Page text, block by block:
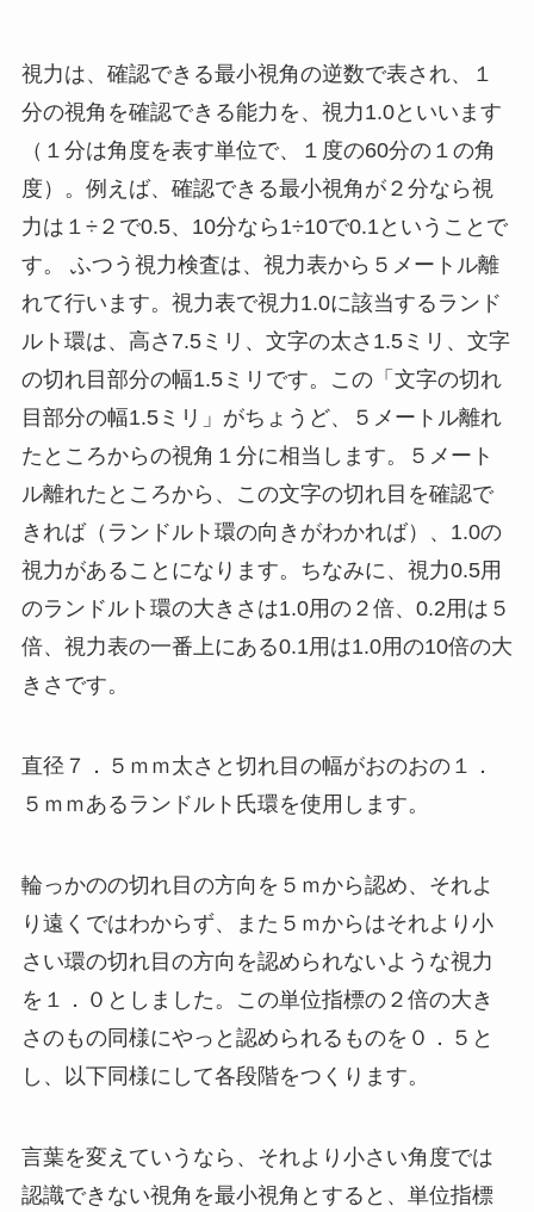
視力は、確認できる最小視角の逆数で表され、１
分の視角を確認できる能力を、視力1.0といいます
（１分は角度を表す単位で、１度の60分の１の角
度）。例えば、確認できる最小視角が２分なら視
力は１÷２で0.5、10分なら1÷10で0.1ということで
す。 ふつう視力検査は、視力表から５メートル離
れて行います。視力表で視力1.0に該当するランド
ルト環は、高さ7.5ミリ、文字の太さ1.5ミリ、文字
の切れ目部分の幅1.5ミリです。この「文字の切れ
目部分の幅1.5ミリ」がちょうど、５メートル離れ
たところからの視角１分に相当します。５メート
ル離れたところから、この文字の切れ目を確認で
きれば（ランドルト環の向きがわかれば）、1.0の
視力があることになります。ちなみに、視力0.5用
のランドルト環の大きさは1.0用の２倍、0.2用は５
倍、視力表の一番上にある0.1用は1.0用の10倍の大
きさです。
直径７．５ｍｍ太さと切れ目の幅がおのおの１．
５ｍｍあるランドルト氏環を使用します。
輪っかのの切れ目の方向を５ｍから認め、それよ
り遠くではわからず、また５ｍからはそれより小
さい環の切れ目の方向を認められないような視力
を１．０としました。この単位指標の２倍の大き
さのもの同様にやっと認められるものを０．５と
し、以下同様にして各段階をつくります。
言葉を変えていうなら、それより小さい角度では
認識できない視角を最小視角とすると、単位指標